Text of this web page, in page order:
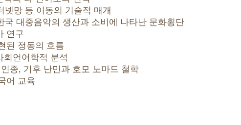
넷망 등 이동의 기술적 매개
국 대중음악의 생산과 소비에 나타난 문화횡단
연구
된 정동의 흐름
회언어학적 분석
종, 기후 난민과 호모 노마드 철학
어 교육